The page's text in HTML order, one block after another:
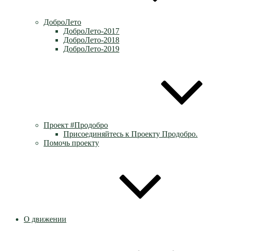
ДоброЛето
ДоброЛето-2017
ДоброЛето-2018
ДоброЛето-2019
Проект #Продобро
Присоединяйтесь к Проекту Продобро.
Помочь проекту
О движении